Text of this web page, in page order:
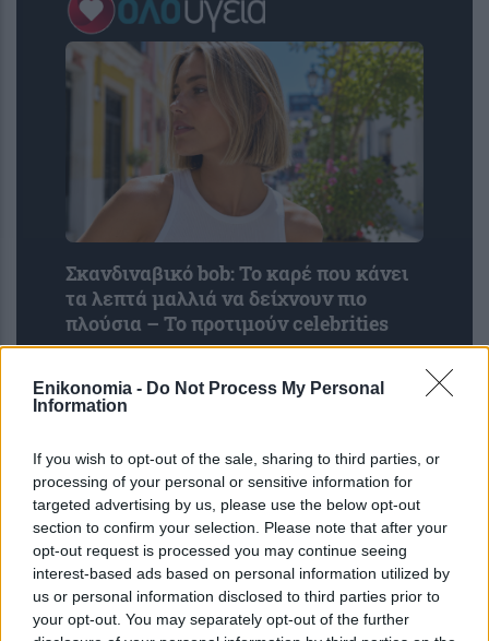
Enikonomia - Do Not Process My Personal
Information
If you wish to opt-out of the sale, sharing to third parties, or
processing of your personal or sensitive information for
targeted advertising by us, please use the below opt-out
section to confirm your selection. Please note that after your
opt-out request is processed you may continue seeing
interest-based ads based on personal information utilized by
us or personal information disclosed to third parties prior to
your opt-out. You may separately opt-out of the further
Σκανδιναβικό bob: Το καρέ που κάνει
τα λεπτά μαλλιά να δείχνουν πιο
πλούσια – Το προτιμούν celebrities
6 φράσεις που χρησιμοποιούν οι
ναρκισσιστές στους καβγάδες για να